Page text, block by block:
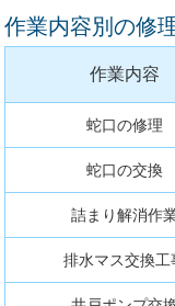
作業内容別の修
作業内容
蛇口の修理
蛇口の交換
詰まり解消作
排水マス交換工